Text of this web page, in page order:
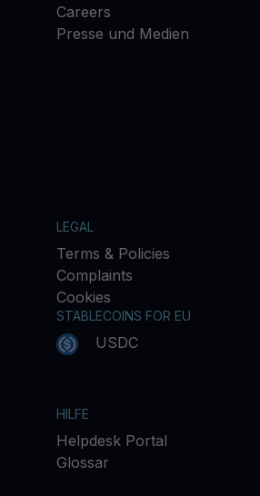
Careers
Presse und Medien
LEGAL
Terms & Policies
Complaints
Cookies
STABLECOINS FOR EU
USDC
HILFE
Helpdesk Portal
Glossar